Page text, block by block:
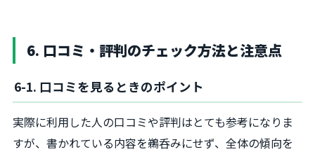
6. 口コミ・評判のチェック方法と注意点
6-1. 口コミを見るときのポイント
実際に利用した人の口コミや評判はとても参考になりま
すが、書かれている内容を鵜呑みにせず、全体の傾向を